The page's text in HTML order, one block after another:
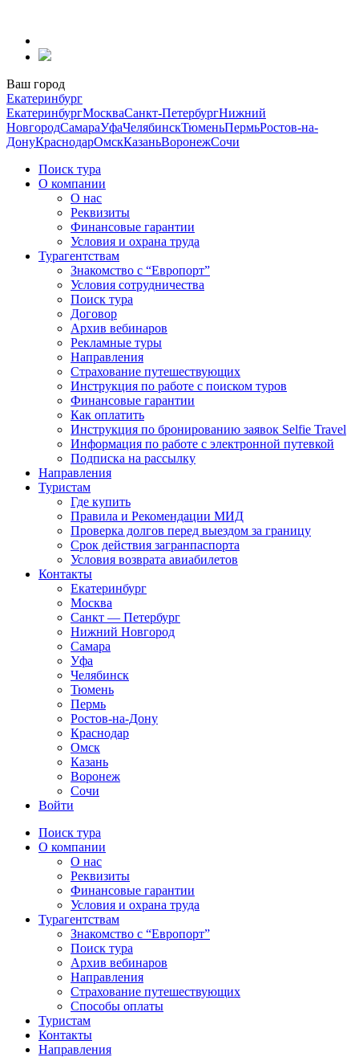
содержанию
Ваш город
Екатеринбург
ЕкатеринбургМоскваСанкт-ПетербургНижний
НовгородСамараУфаЧелябинскТюменьПермьРостов-на-
ДонуКраснодарОмскКазаньВоронежСочи
Поиск тура
О компании
О нас
Реквизиты
Финансовые гарантии
Условия и охрана труда
Турагентствам
Знакомство с “Европорт”
Условия сотрудничества
Поиск тура
Договор
Архив вебинаров
Рекламные туры
Направления
Страхование путешествующих
Инструкция по работе с поиском туров
Финансовые гарантии
Как оплатить
Инструкция по бронированию заявок Selfie Travel
Информация по работе с электронной путевкой
Подписка на рассылку
Направления
Туристам
Где купить
Правила и Рекомендации МИД
Проверка долгов перед выездом за границу
Срок действия загранпаспорта
Условия возврата авиабилетов
Контакты
Екатеринбург
Москва
Санкт — Петербург
Нижний Новгород
Самара
Уфа
Челябинск
Тюмень
Пермь
Ростов-на-Дону
Краснодар
Омск
Казань
Воронеж
Сочи
Войти
Поиск тура
О компании
О нас
Реквизиты
Финансовые гарантии
Условия и охрана труда
Турагентствам
Знакомство с “Европорт”
Поиск тура
Архив вебинаров
Направления
Страхование путешествующих
Способы оплаты
Туристам
Контакты
Направления